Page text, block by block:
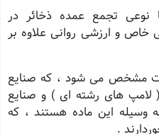
نوعی تجمع عمده ذخائر در
خاص و ارزشی روانی علاوه بر
مشخص می شود ، که صنایع
لامپ های رشته ای ) و صنایع
وسیله این ماده هستند ، که
.